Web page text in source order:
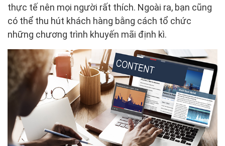
thực tế nên mọi người rất thích. Ngoài ra, bạn cũng
có thể thu hút khách hàng bằng cách tổ chức
những chương trình khuyến mãi định kì.